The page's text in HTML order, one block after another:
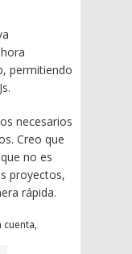
permitiendo
necesarios
Creo que
no es
proyectos,
rápida.
cuenta,